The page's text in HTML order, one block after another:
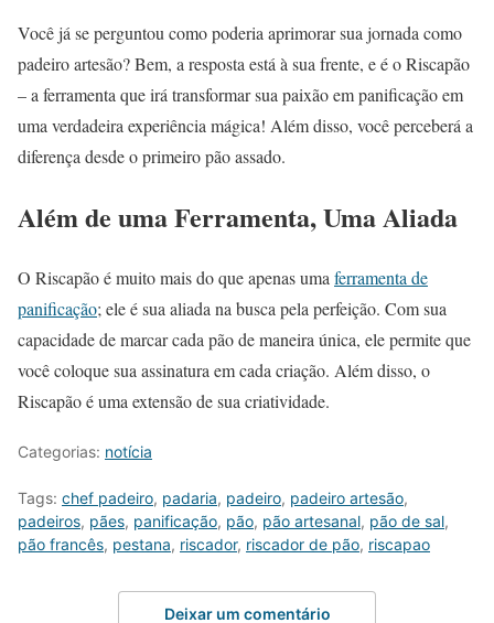
Você já se perguntou como poderia aprimorar sua jornada como
padeiro artesão? Bem, a resposta está à sua frente, e é o Riscapão
– a ferramenta que irá transformar sua paixão em panificação em
uma verdadeira experiência mágica! Além disso, você perceberá a
diferença desde o primeiro pão assado.
Além de uma Ferramenta, Uma Aliada
O Riscapão é muito mais do que apenas uma ferramenta de
panificação; ele é sua aliada na busca pela perfeição. Com sua
capacidade de marcar cada pão de maneira única, ele permite que
você coloque sua assinatura em cada criação. Além disso, o
Riscapão é uma extensão de sua criatividade.
Categorias: notícia
Tags: chef padeiro, padaria, padeiro, padeiro artesão,
padeiros, pães, panificação, pão, pão artesanal, pão de sal,
pão francês, pestana, riscador, riscador de pão, riscapao
Deixar um comentário